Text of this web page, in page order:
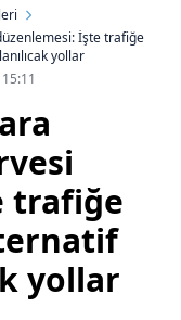
İşte trafiğe
yollar
15:11
trafiğe
yollar